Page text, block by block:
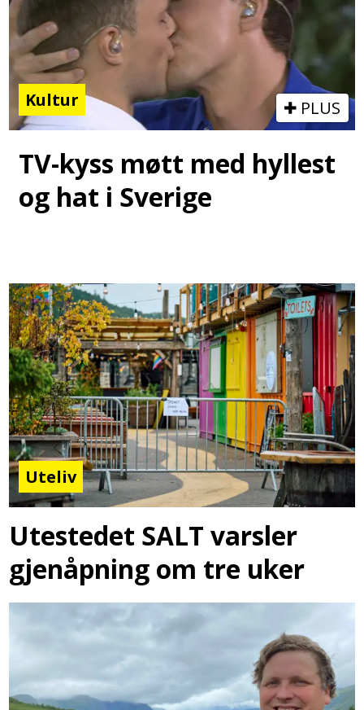
Kultur PLUS
TV-kyss møtt med hyllest
og hat i Sverige
Uteliv
Utestedet SALT varsler
gjenåpning om tre uker